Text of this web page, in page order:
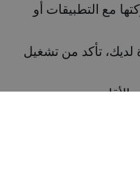
أو
تأكد من تشغيل